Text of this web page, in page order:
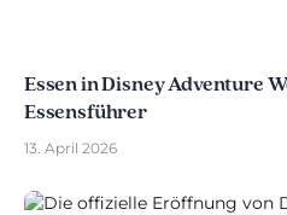
Essen in Disney Adventure
Essensführer
13. April 2026